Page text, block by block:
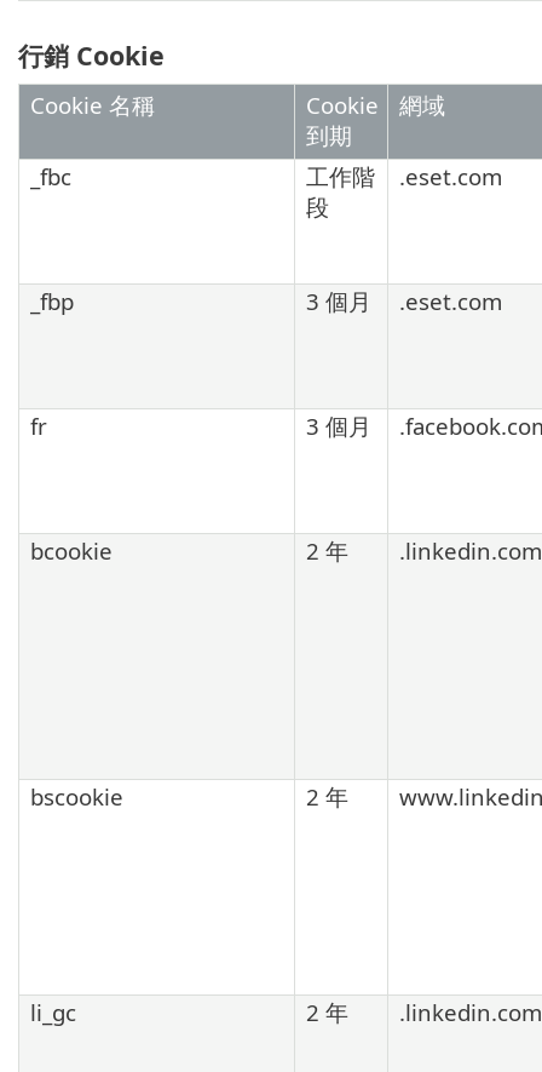
行銷 Cookie
Cookie 名稱
Cookie
到期
網域
_fbc
工作階
段
.eset.com
_fbp 3 個月 .eset.com
fr 3 個月
bcookie 2 年 .linkedin.com
bscookie 2 年
li_gc 2 年 .linkedin.com